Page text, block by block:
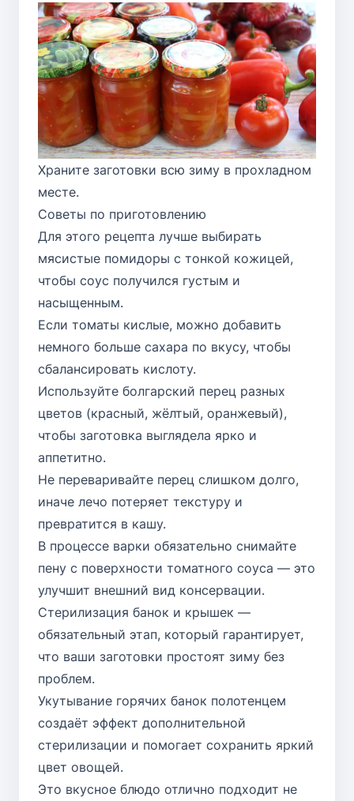
Храните заготовки всю зиму в прохладном
месте.
Советы по приготовлению
Для этого рецепта лучше выбирать
мясистые помидоры с тонкой кожицей,
чтобы соус получился густым и
насыщенным.
Если томаты кислые, можно добавить
немного больше сахара по вкусу, чтобы
сбалансировать кислоту.
Используйте болгарский перец разных
цветов (красный, жёлтый, оранжевый),
чтобы заготовка выглядела ярко и
аппетитно.
Не переваривайте перец слишком долго,
иначе лечо потеряет текстуру и
превратится в кашу.
В процессе варки обязательно снимайте
пену с поверхности томатного соуса — это
улучшит внешний вид консервации.
Стерилизация банок и крышек —
обязательный этап, который гарантирует,
что ваши заготовки простоят зиму без
проблем.
Укутывание горячих банок полотенцем
создаёт эффект дополнительной
стерилизации и помогает сохранить яркий
цвет овощей.
Это вкусное блюдо отлично подходит не